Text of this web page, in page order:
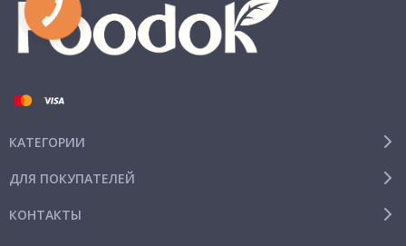
КАТЕГОРИИ
ДЛЯ ПОКУПАТЕЛЕЙ
КОНТАКТЫ